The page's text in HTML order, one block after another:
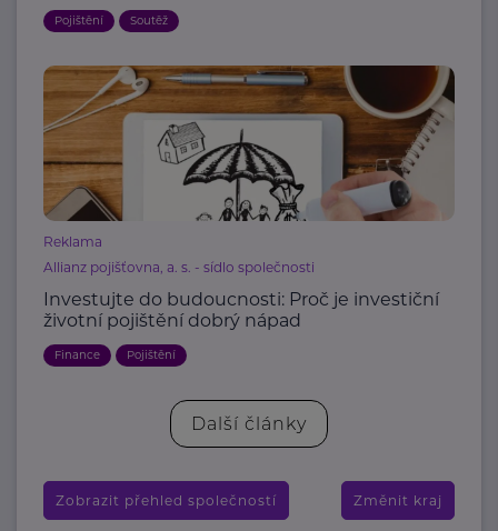
Pojištění Soutěž
Reklama
Allianz pojišťovna, a. s. - sídlo společnosti
Investujte do budoucnosti: Proč je investiční
životní pojištění dobrý nápad
Finance Pojištění
Další články
Zobrazit přehled společností Změnit kraj